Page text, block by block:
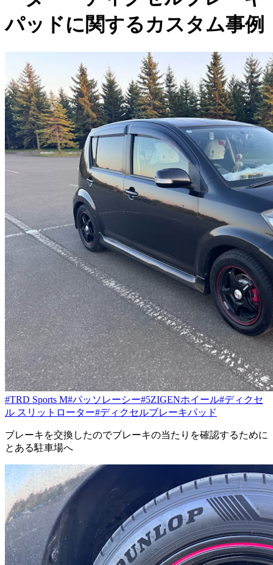
パッドに関するカスタム事例
#TRD Sports M#パッソレーシー#5ZIGENホイール#ディクセ
ル スリットローター#ディクセルブレーキパッド
ブレーキを交換したのでブレーキの当たりを確認するために
とある駐車場へ